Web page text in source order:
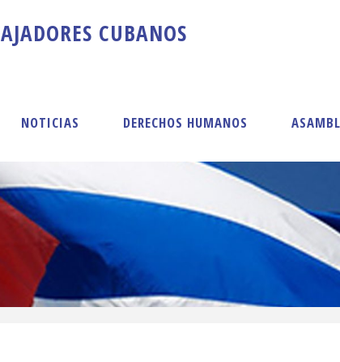
AJADORES CUBANOS
NOTICIAS DERECHOS HUMANOS